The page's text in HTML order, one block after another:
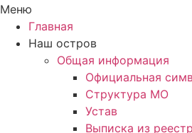
Меню
Главная
Наш остров
Общая информация
Официальная
Структура МО
Устав
Выписка из